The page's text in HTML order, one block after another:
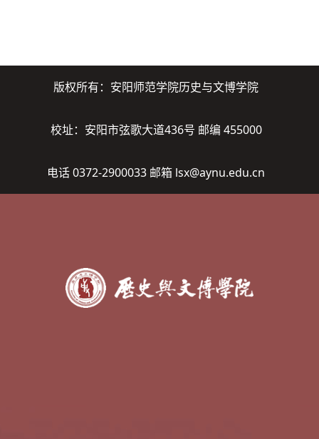
版权所有：安阳师范学院历史与文博学院
校址：安阳市弦歌大道436号 邮编 455000
电话 0372-2900033 邮箱 lsx@aynu.edu.cn